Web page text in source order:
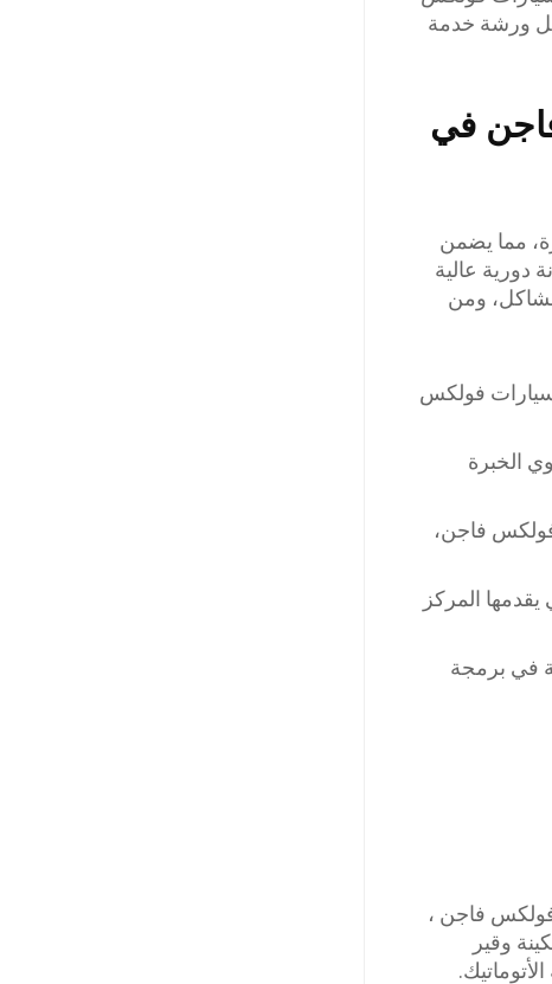
ورشة خدمة
في
مما يضمن
دورية عالية
مشاكل، ومن
فولكس
الخبرة
فولكس فاجن،
المركز
في برمجة
فولكس فاجن ،
وقير